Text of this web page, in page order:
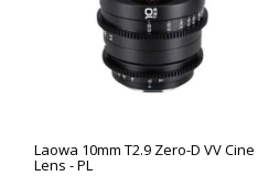
Laowa 10mm T2.9 Zero-D VV Cine
Lens - PL